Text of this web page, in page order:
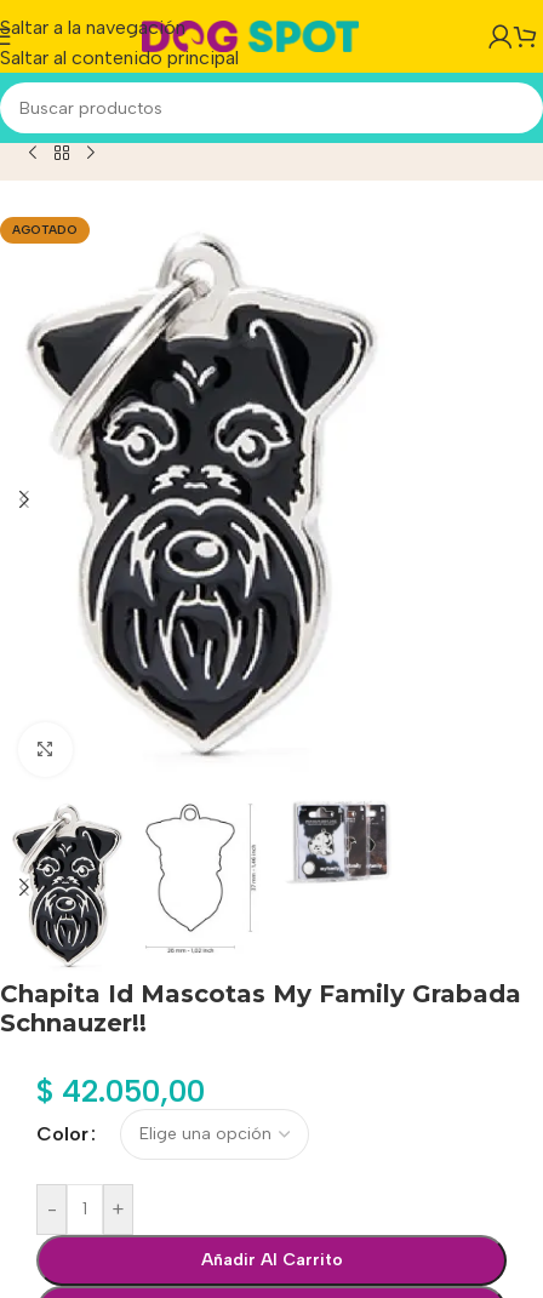
Saltar a la navegación
Saltar al contenido principal
/Chapita Id Mascotas My Family Grabada Schnauzer!!
AGOTADO
Haga clic para ampliar
Chapita Id Mascotas My Family Grabada
Schnauzer!!
$ 42.050,00
Color
- +
Añadir Al Carrito